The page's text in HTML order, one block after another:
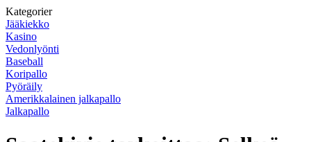
Kategorier
Jääkiekko
Kasino
Vedonlyönti
Baseball
Koripallo
Pyöräily
Amerikkalainen jalkapallo
Jalkapallo